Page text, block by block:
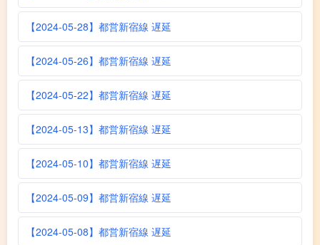
【2024-05-28】都営新宿線 遅延
【2024-05-26】都営新宿線 遅延
【2024-05-22】都営新宿線 遅延
【2024-05-13】都営新宿線 遅延
【2024-05-10】都営新宿線 遅延
【2024-05-09】都営新宿線 遅延
【2024-05-08】都営新宿線 遅延